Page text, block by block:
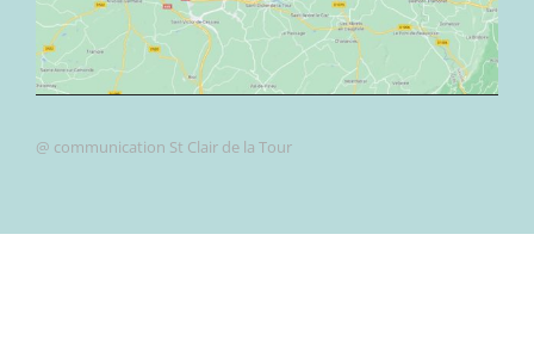
@ communication St Clair de la Tour